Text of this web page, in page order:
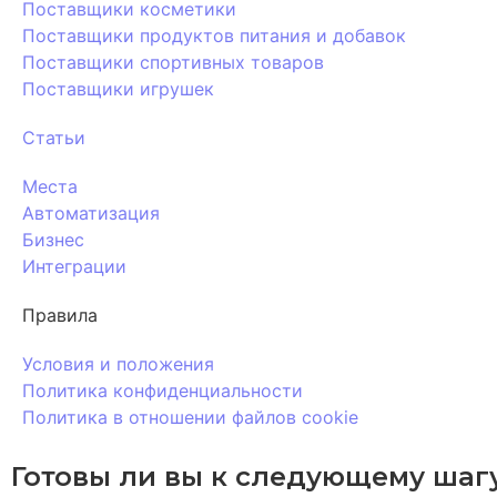
Поставщики косметики
Поставщики продуктов питания и добавок
Поставщики спортивных товаров
Поставщики игрушек
Статьи
Места
Автоматизация
Бизнес
Интеграции
Правила
Условия и положения
Политика конфиденциальности
Политика в отношении файлов cookie
Готовы ли вы к следующему